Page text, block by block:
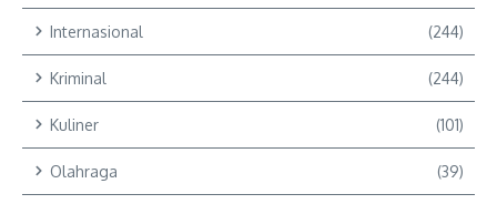
Internasional (244)
Kriminal (244)
Kuliner (101)
Olahraga (39)